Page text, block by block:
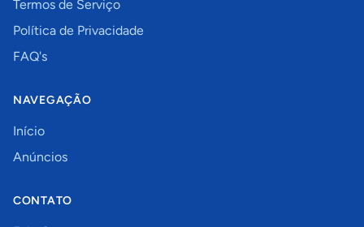
Termos de Serviço
Política de Privacidade
FAQ's
NAVEGAÇÃO
Início
Anúncios
CONTATO